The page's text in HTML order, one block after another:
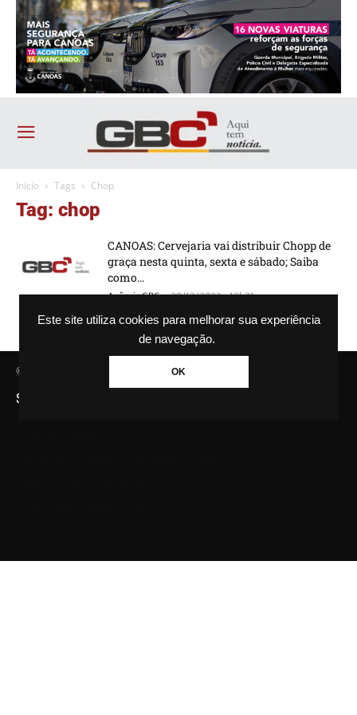
Este site utiliza cookies para melhorar sua experiência
de navegação.
OK
Início Tags Chop
Tag: chop
CANOAS: Cervejaria vai distribuir Chopp de
graça nesta quinta, sexta e sábado; Saiba
como...
Agência GBC - 20/12/2023 - 18h21
© Agência GBC. Aqui tem notícia. Todos os direitos reservados.
SAIBA MAIS SOBRE A AGÊNCIA GBC